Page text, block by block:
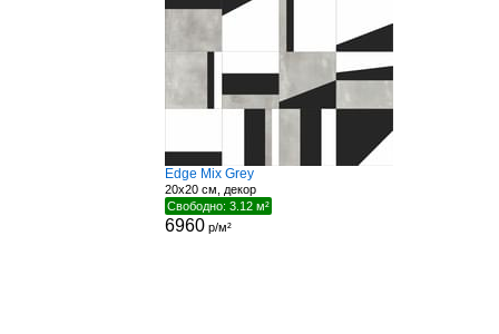
Edge Mix Grey
20x20 см, декор
Свободно: 3.12 м²
6960 р/м²